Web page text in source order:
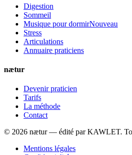
Digestion
Sommeil
Musique pour dormirNouveau
Stress
Articulations
Annuaire praticiens
nætur
Devenir praticien
Tarifs
La méthode
Contact
© 2026 nætur — édité par KAWLET.
Mentions légales